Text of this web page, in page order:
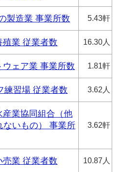
製造業 事業所数 5.43軒
殖業 従業者数 16.30人
ウェア業 事業所数 1.81軒
練習場 従業者数 3.62人
産業協同組合（他
ないもの） 事業所
3.62軒
売業 従業者数 10.87人